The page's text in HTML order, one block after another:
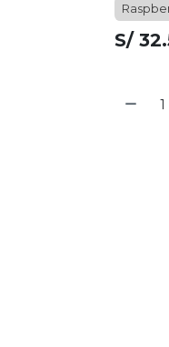
S/